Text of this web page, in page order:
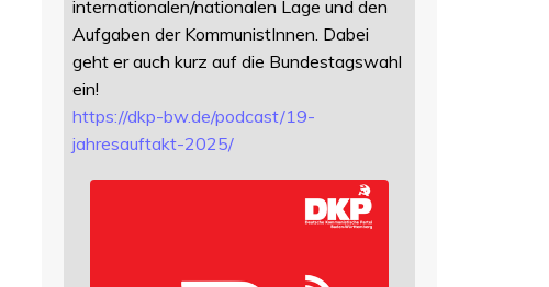
internationalen/nationalen Lage und den
Aufgaben der KommunistInnen. Dabei
geht er auch kurz auf die Bundestagswahl
ein!
https://dkp-bw.de/podcast/19-
jahresauftakt-2025/